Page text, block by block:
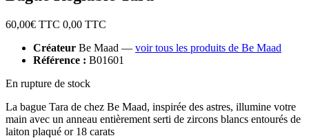
60,00€ TTC 0,00 TTC
Créateur Be Maad — voir tous les produits de Be Maad
Référence : B01601
En rupture de stock
La bague Tara de chez Be Maad, inspirée des astres, illumine votre
main avec un anneau entièrement serti de zircons blancs entourés de
laiton plaqué or 18 carats